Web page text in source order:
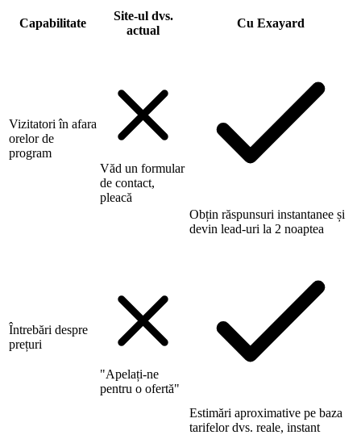
Capabilitate
Site-ul dvs.
actual
Cu Exayard
Vizitatori în afara
orelor de
program
Văd un formular
de contact,
pleacă
Obțin răspunsuri instantanee și
devin lead-uri la 2 noaptea
Întrebări despre
prețuri
"Apelați-ne
pentru o ofertă"
Estimări aproximative pe baza
tarifelor dvs. reale, instant